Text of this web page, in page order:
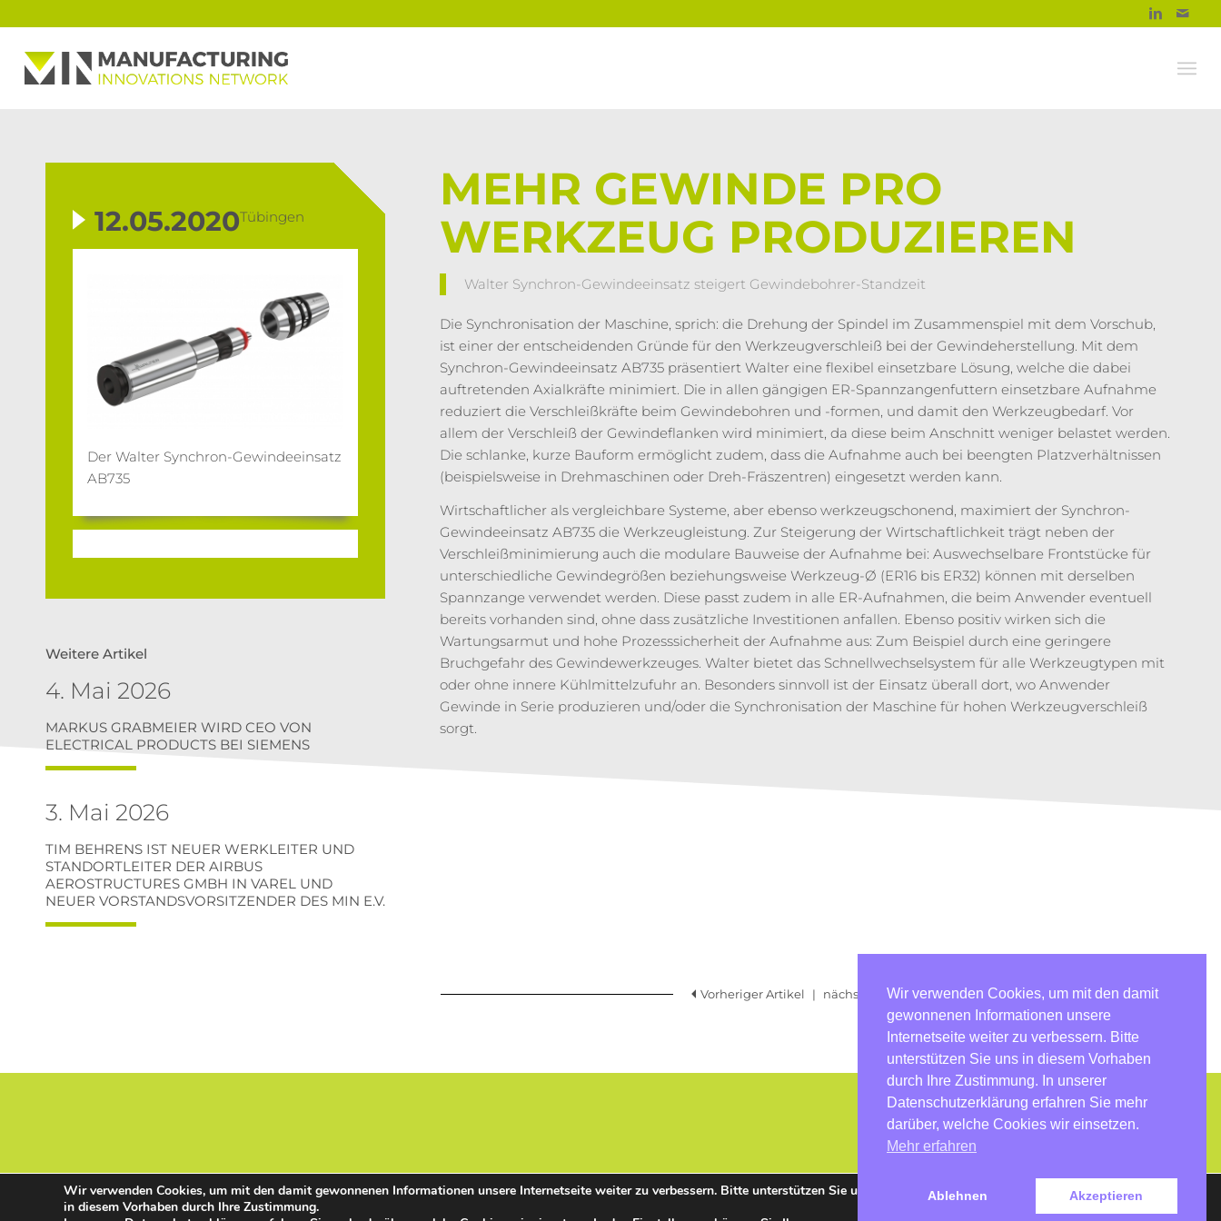
12.05.2020Tübingen
Der Walter Synchron-Gewindeeinsatz
AB735
Weitere Artikel
4. Mai 2026
MARKUS GRABMEIER WIRD CEO VON
ELECTRICAL PRODUCTS BEI SIEMENS
3. Mai 2026
TIM BEHRENS IST NEUER WERKLEITER UND
STANDORTLEITER DER AIRBUS
AEROSTRUCTURES GMBH IN VAREL UND
NEUER VORSTANDSVORSITZENDER DES MIN E.V.
MEHR GEWINDE PRO
WERKZEUG PRODUZIEREN
Walter Synchron-Gewindeeinsatz steigert Gewindebohrer-Standzeit
Die Synchronisation der Maschine, sprich: die Drehung der Spindel im Zusammenspiel mit dem Vorschub,
ist einer der entscheidenden Gründe für den Werkzeugverschleiß bei der Gewindeherstellung. Mit dem
Synchron-Gewindeeinsatz AB735 präsentiert Walter eine flexibel einsetzbare Lösung, welche die dabei
auftretenden Axialkräfte minimiert. Die in allen gängigen ER-Spannzangenfuttern einsetzbare Aufnahme
reduziert die Verschleißkräfte beim Gewindebohren und -formen, und damit den Werkzeugbedarf. Vor
allem der Verschleiß der Gewindeflanken wird minimiert, da diese beim Anschnitt weniger belastet werden.
Die schlanke, kurze Bauform ermöglicht zudem, dass die Aufnahme auch bei beengten Platzverhältnissen
(beispielsweise in Drehmaschinen oder Dreh-Fräszentren) eingesetzt werden kann.
Wirtschaftlicher als vergleichbare Systeme, aber ebenso werkzeugschonend, maximiert der Synchron-
Gewindeeinsatz AB735 die Werkzeugleistung. Zur Steigerung der Wirtschaftlichkeit trägt neben der
Verschleißminimierung auch die modulare Bauweise der Aufnahme bei: Auswechselbare Frontstücke für
unterschiedliche Gewindegrößen beziehungsweise Werkzeug-Ø (ER16 bis ER32) können mit derselben
Spannzange verwendet werden. Diese passt zudem in alle ER-Aufnahmen, die beim Anwender eventuell
bereits vorhanden sind, ohne dass zusätzliche Investitionen anfallen. Ebenso positiv wirken sich die
Wartungsarmut und hohe Prozesssicherheit der Aufnahme aus: Zum Beispiel durch eine geringere
Bruchgefahr des Gewindewerkzeuges. Walter bietet das Schnellwechselsystem für alle Werkzeugtypen mit
oder ohne innere Kühlmittelzufuhr an. Besonders sinnvoll ist der Einsatz überall dort, wo Anwender
Gewinde in Serie produzieren und/oder die Synchronisation der Maschine für hohen Werkzeugverschleiß
sorgt.
Vorheriger Artikel | nächster Artikel
Wir verwenden Cookies, um mit den damit gewonnenen Informationen unsere Internetseite weiter zu verbessern. Bitte unterstützen Sie uns
in diesem Vorhaben durch Ihre Zustimmung.
Ablehnen
Wir verwenden Cookies, um mit den damit
gewonnenen Informationen unsere
Internetseite weiter zu verbessern. Bitte
unterstützen Sie uns in diesem Vorhaben
durch Ihre Zustimmung. In unserer
Datenschutzerklärung erfahren Sie mehr
darüber, welche Cookies wir einsetzen.
Mehr erfahren
Ablehnen Akzeptieren